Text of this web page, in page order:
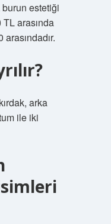
estetiği
arasında
arka
ile iki